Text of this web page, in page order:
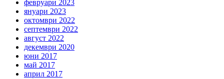
февруари 2023
януари 2023
октомври 2022
септември 2022
август 2022
декември 2020
юни 2017
май 2017
април 2017